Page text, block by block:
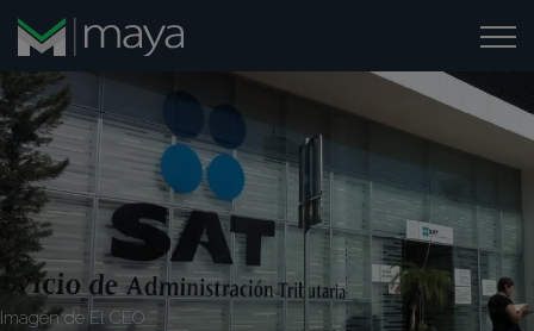
Imagen deEl CEO